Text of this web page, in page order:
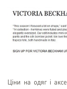
Ціни на одяг і